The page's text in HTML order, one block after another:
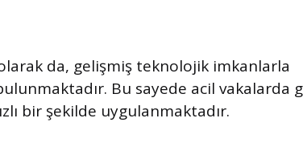
da, gelişmiş teknolojik imkanlarla
Bu sayede acil vakalarda
bir şekilde uygulanmaktadır.